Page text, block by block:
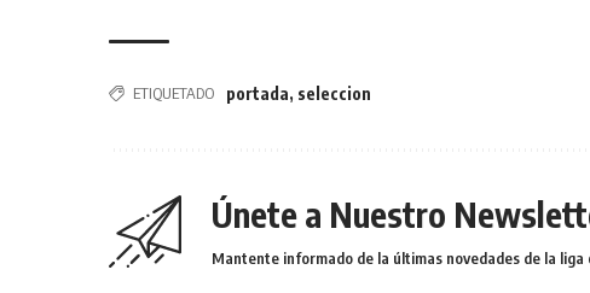
ETIQUETADO portada, seleccion
Únete a Nuestro
Mantente informado de la últimas novedades de la